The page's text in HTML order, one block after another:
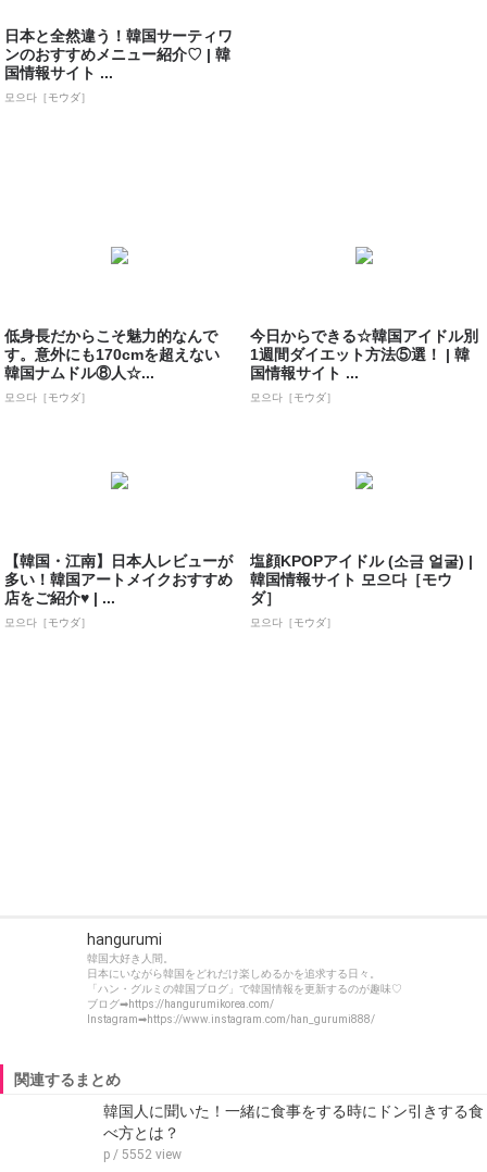
日本と全然違う！韓国サーティワ
ンのおすすめメニュー紹介♡ | 韓
国情報サイト ...
모으다［モウダ］
低身長だからこそ魅力的なんで
す。意外にも170cmを超えない
韓国ナムドル⑧人☆...
모으다［モウダ］
今日からできる☆韓国アイドル別
1週間ダイエット方法⑤選！ | 韓
国情報サイト ...
모으다［モウダ］
【韓国・江南】日本人レビューが
多い！韓国アートメイクおすすめ
店をご紹介♥ | ...
모으다［モウダ］
塩顔KPOPアイドル (소금 얼굴) |
韓国情報サイト 모으다［モウ
ダ］
모으다［モウダ］
hangurumi
韓国大好き人間。
日本にいながら韓国をどれだけ楽しめるかを追求する日々。
「ハン・グルミの韓国ブログ」で韓国情報を更新するのが趣味♡
ブログ➡https://hangurumikorea.com/
Instagram➡https://www.instagram.com/han_gurumi888/
関連するまとめ
韓国人に聞いた！一緒に食事をする時にドン引きする食
べ方とは？
p / 5552 view